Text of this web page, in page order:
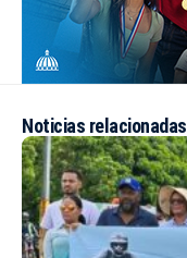
Noticias relacionadas